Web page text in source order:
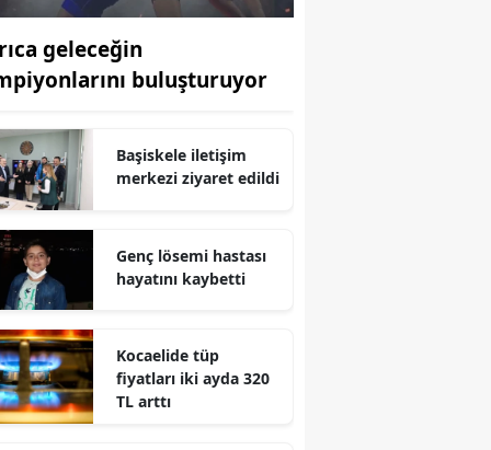
Elazığ
Erzurum
Gaziantep
Hakkari
geleceğin
buluşturuyor
Başiskele iletişim
merkezi ziyaret edildi
Genç lösemi hastası
hayatını kaybetti
Kocaelide tüp
fiyatları iki ayda 320
TL arttı